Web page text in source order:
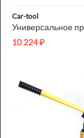
Car-tool
10 224₽